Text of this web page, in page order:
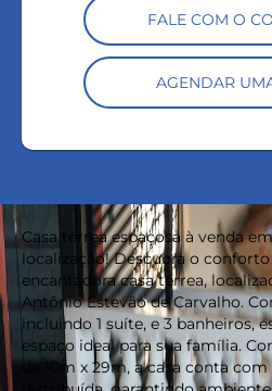
FALE COM O
AGENDAR
Casa térrea espaçosa à venda
localização! Descubra o
encantadora casa térrea,
Antônio Estevão de Carvalho.
incluindo 1 suíte, e 3 banheiros,
espaço ideal para sua família.
de 10m x 29m, a casa conta